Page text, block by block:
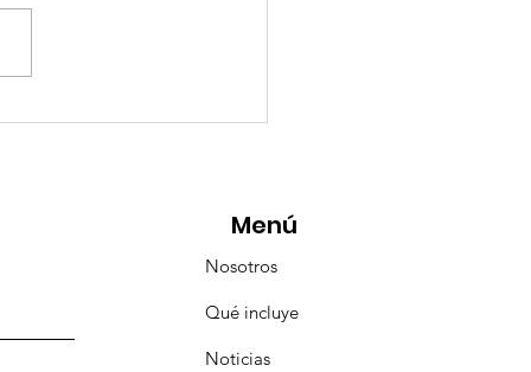
Destacada en
Menú
Nosotros
Qué incluye
Noticias